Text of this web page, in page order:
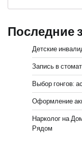
Последние
Детские
Запись в
Выбор гонгов:
Оформление
Нарколог на
Рядом